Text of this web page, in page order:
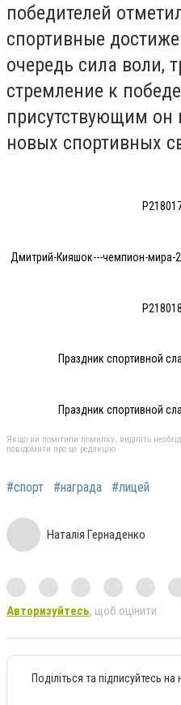
победителей
спортивные
очередь сила воли,
стремление к
присутствующим он
новых спортивных
Дмитрий-Кияшок---чемпион-мира-
Праздник спортивной
Праздник спортивной
Якщо ви помітили помилку, виділіть
повідомити про це редакцію
#спорт #награда #лицей
Наталія Гернаденко
Авторизуйтесь, щоб оцінити
Поділіться та підписуйтесь